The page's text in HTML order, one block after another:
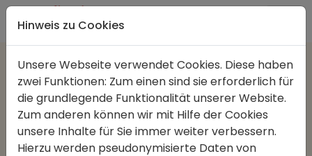
Direkt zur Hauptnavigation springen
Direkt zum Inhalt springen
Gut verdauliches Brot
01.11.2021 Berichte
Forscher haben herausgefunden, dass
Hinweis zu Cookies
Unsere Webseite verwendet Cookies. Diese haben
zwei Funktionen: Zum einen sind sie erforderlich für
die grundlegende Funktionalität unserer Website.
Zum anderen können wir mit Hilfe der Cookies
unsere Inhalte für Sie immer weiter verbessern.
Hierzu werden pseudonymisierte Daten von